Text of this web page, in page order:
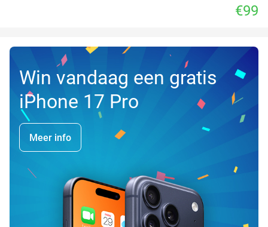
€99
Win vandaag een gratis
iPhone 17 Pro
Meer info